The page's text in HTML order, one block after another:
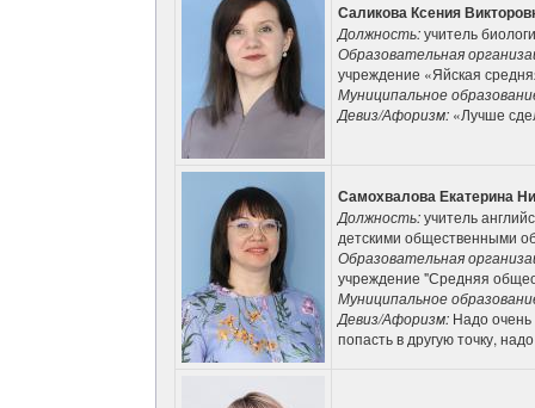
Саликова Ксения
Должность:учитель
Образовательная
учреждение «Яйская
Муниципальное
Девиз/Афоризм: «Лучше
Самохвалова Екатерина
Должность:учитель
детскими общественными
Образовательная
учреждение "Средняя
Муниципальное
Девиз/Афоризм: Надо очень
попасть в другую точку,